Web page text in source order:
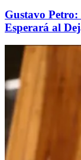
Gustavo
Esperará al